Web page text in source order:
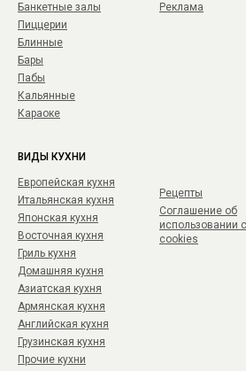
Банкетные залы
Пиццерии
Блинные
Бары
Пабы
Кальянные
Караоке
Реклама
ВИДЫ КУХНИ
Европейская кухня
Итальянская кухня
Японская кухня
Восточная кухня
Гриль кухня
Домашняя кухня
Азиатская кухня
Армянская кухня
Английская кухня
Грузинская кухня
Прочие кухни
Рецепты
Соглашение об
использовании
cookies